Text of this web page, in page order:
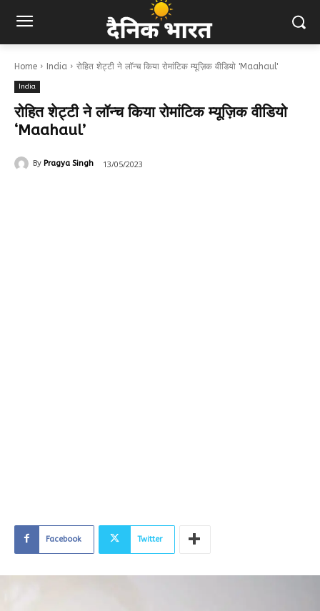
Home India रोहित शेट्टी ने लॉन्च किया रोमांटिक म्यूज़िक वीडियो 'Maahaul'
India
रोहित शेट्टी ने लॉन्च किया रोमांटिक म्यूज़िक वीडियो
‘Maahaul’
By Pragya Singh 13/05/2023
Facebook Twitter